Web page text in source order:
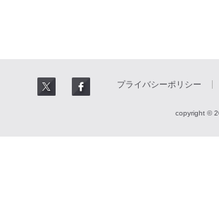
プライバシーポリシー
copyright ©